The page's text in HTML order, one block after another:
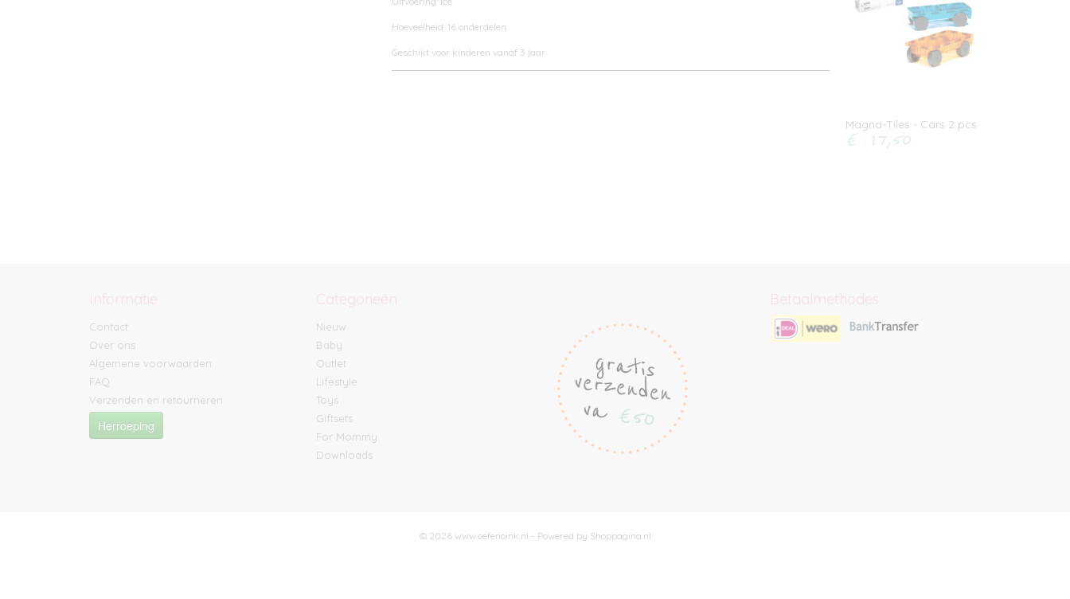
Hoeveelheid: 16 onderdelen
Geschikt voor kinderen vanaf 3 jaar
Magna-Tiles - Cars 2 pcs
€ 17,50
Informatie
Contact
Over ons
Algemene voorwaarden
FAQ
Verzenden en retourneren
Herroeping
Categorieën
Nieuw
Baby
Outlet
Lifestyle
Toys
Giftsets
For Mommy
Downloads
Betaalmethodes
© 2026 www.oefenoink.nl - Powered by Shoppagina.nl